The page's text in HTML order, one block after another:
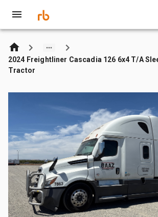
2024 Freightliner Cascadia 126 6x4 T/A
Tractor